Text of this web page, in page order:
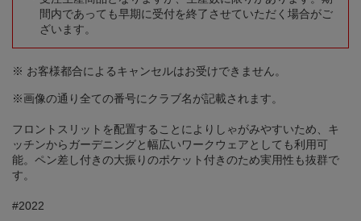
間内であっても早期に受付を終了させていただく場合がご
ざいます。
※ お客様都合によるキャンセルはお受けできません。
※画像の通り全ての番号にクラブ名が記載されます。
フロントスリットを配置することによりしゃがみやすいため、キ
ッチンからガーデニングと幅広いワークウェアとしても利用可
能。ペン差し付きの大振りのポケット付きのため実用性も抜群で
す。
#2022